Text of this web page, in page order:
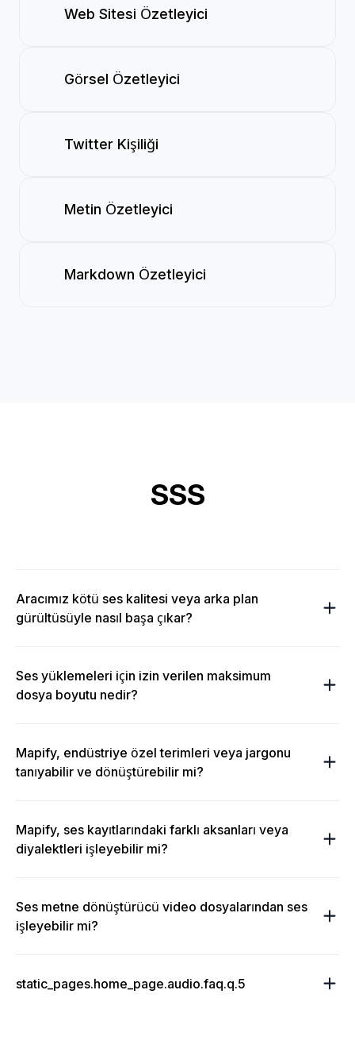
Web Sitesi Özetleyici
Görsel Özetleyici
Twitter Kişiliği
Metin Özetleyici
Markdown Özetleyici
SSS
Aracımız kötü ses kalitesi veya arka plan
gürültüsüyle nasıl başa çıkar?
Ses yüklemeleri için izin verilen maksimum
dosya boyutu nedir?
Mapify, endüstriye özel terimleri veya jargonu
tanıyabilir ve dönüştürebilir mi?
Mapify, ses kayıtlarındaki farklı aksanları veya
diyalektleri işleyebilir mi?
Ses metne dönüştürücü video dosyalarından ses
işleyebilir mi?
static_pages.home_page.audio.faq.q.5